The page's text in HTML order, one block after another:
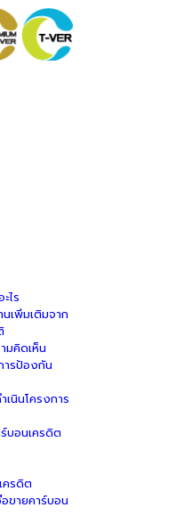
ไร
เพิ่มเติมจาก
มคิดเห็น
รป้องกัน
เนินโครงการ
ร์บอนเครดิต
ครดิต
ขายคาร์บอน